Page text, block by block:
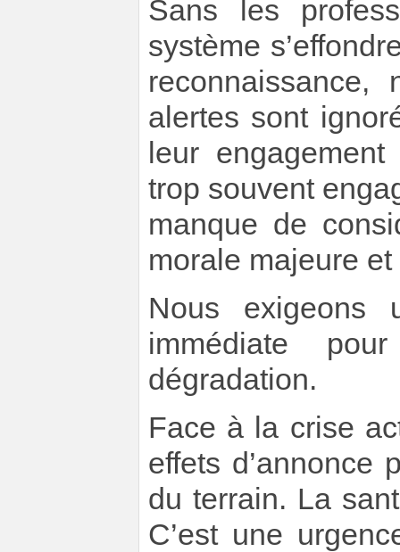
Sans les
système
alertes sont
leur
trop souvent
manque de
morale majeure
Nous exigeons
immédiate
dégradation.
Face à la crise
effets d’annonce
du terrain. La
C’est une